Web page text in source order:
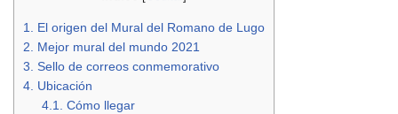
1. El origen del Mural del Romano de Lugo
2. Mejor mural del mundo 2021
3. Sello de correos conmemorativo
4. Ubicación
4.1. Cómo llegar